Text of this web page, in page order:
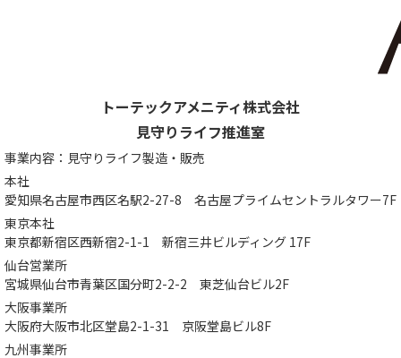
トーテックアメニティ株式会社
見守りライフ推進室
事業内容：見守りライフ製造・販売
本社
愛知県名古屋市西区名駅2-27-8 名古屋プライムセントラルタワー7F
東京本社
東京都新宿区西新宿2-1-1 新宿三井ビルディング 17F
仙台営業所
宮城県仙台市青葉区国分町2-2-2 東芝仙台ビル2F
大阪事業所
大阪府大阪市北区堂島2-1-31 京阪堂島ビル8F
九州事業所